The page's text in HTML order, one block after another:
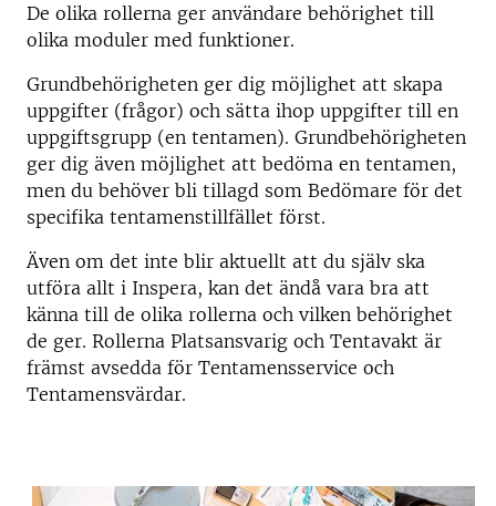
De olika rollerna ger användare behörighet till
olika moduler med funktioner.
Grundbehörigheten ger dig möjlighet att skapa
uppgifter (frågor) och sätta ihop uppgifter till en
uppgiftsgrupp (en tentamen). Grundbehörigheten
ger dig även möjlighet att bedöma en tentamen,
men du behöver bli tillagd som Bedömare för det
specifika tentamenstillfället först.
Även om det inte blir aktuellt att du själv ska
utföra allt i Inspera, kan det ändå vara bra att
känna till de olika rollerna och vilken behörighet
de ger. Rollerna Platsansvarig och Tentavakt är
främst avsedda för Tentamensservice och
Tentamensvärdar.